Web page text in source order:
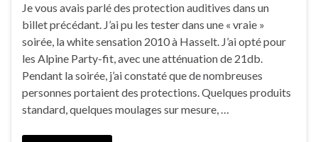
Je vous avais parlé des protection auditives dans un
billet précédant. J’ai pu les tester dans une « vraie »
soirée, la white sensation 2010 à Hasselt. J’ai opté pour
les Alpine Party-fit, avec une atténuation de 21db.
Pendant la soirée, j’ai constaté que de nombreuses
personnes portaient des protections. Quelques produits
standard, quelques moulages sur mesure, …